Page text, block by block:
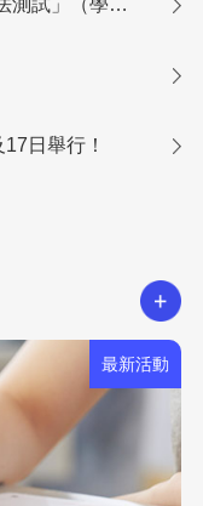
綜合招聘考試及「基本法及香港國安法測試」（學位／專業程度職系）
日舉行！
最新活動